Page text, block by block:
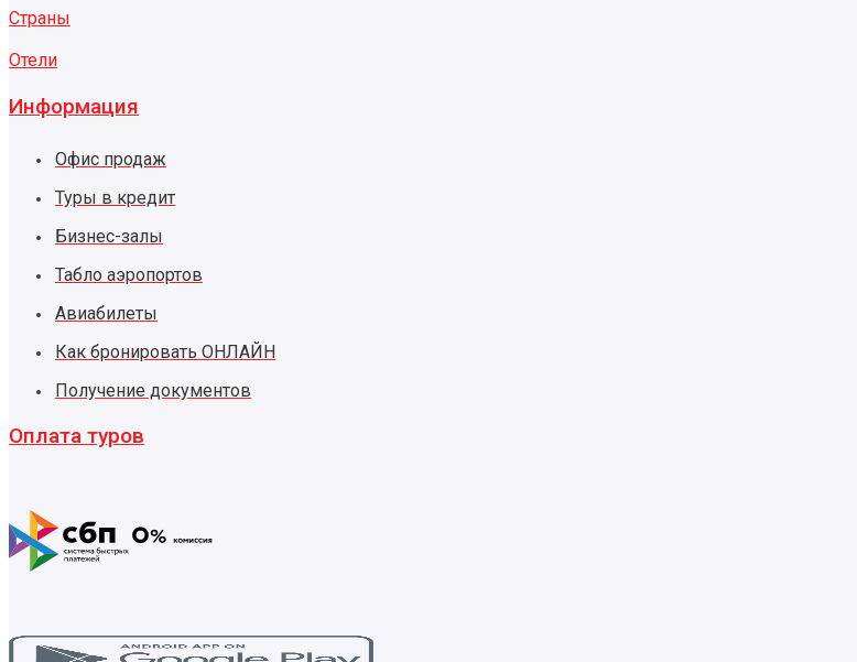
Страны
Отели
Информация
Офис продаж
Туры в кредит
Бизнес-залы
Табло аэропортов
Авиабилеты
Как бронировать ОНЛАЙН
Получение документов
Оплата туров